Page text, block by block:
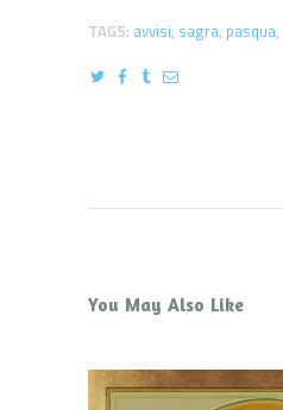
TAGS: avvisi, sagra, pasqua,
You May Also Like